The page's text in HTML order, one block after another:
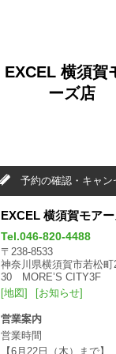
EXCEL 横須賀
ーズ店
予約の確認・キャン
EXCEL 横須賀モア
Tel.046-820-4488
〒238-8533
神奈川県横須賀市若松町
30 MORE’S CITY3F
[地図]
[お知らせ]
営業案内
営業時間
【6月22日（木）まで】